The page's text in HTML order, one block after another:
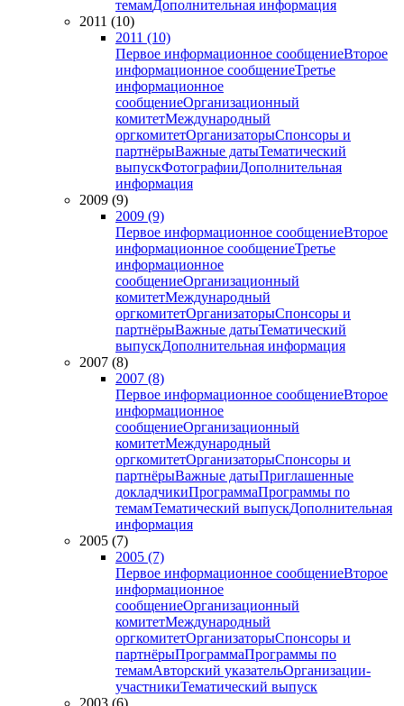
темамДополнительная информация
2011 (10)
2011 (10)
Первое информационное сообщениеВторое
информационное сообщениеТретье
информационное
сообщениеОрганизационный
комитетМеждународный
оргкомитетОрганизаторыСпонсоры и
партнёрыВажные датыТематический
выпускФотографииДополнительная
информация
2009 (9)
2009 (9)
Первое информационное сообщениеВторое
информационное сообщениеТретье
информационное
сообщениеОрганизационный
комитетМеждународный
оргкомитетОрганизаторыСпонсоры и
партнёрыВажные датыТематический
выпускДополнительная информация
2007 (8)
2007 (8)
Первое информационное сообщениеВторое
информационное
сообщениеОрганизационный
комитетМеждународный
оргкомитетОрганизаторыСпонсоры и
партнёрыВажные датыПриглашенные
докладчикиПрограммаПрограммы по
темамТематический выпускДополнительная
информация
2005 (7)
2005 (7)
Первое информационное сообщениеВторое
информационное
сообщениеОрганизационный
комитетМеждународный
оргкомитетОрганизаторыСпонсоры и
партнёрыПрограммаПрограммы по
темамАвторский указательОрганизации-
участникиТематический выпуск
2003 (6)